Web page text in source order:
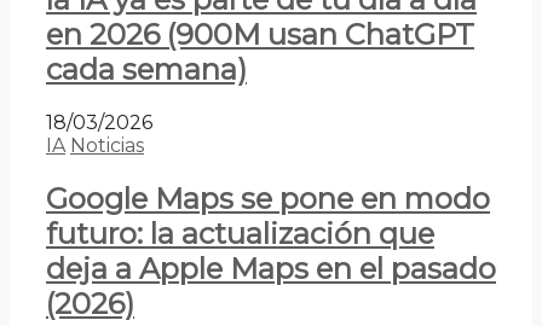
en 2026 (900M usan ChatGPT
cada semana)
18/03/2026
IA Noticias
Google Maps se pone en modo
futuro: la actualización que
deja a Apple Maps en el pasado
(2026)